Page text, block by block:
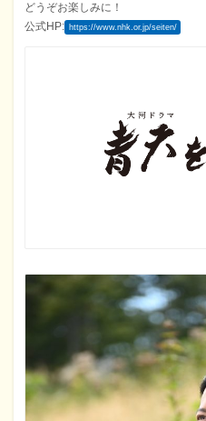
どうぞお楽しみに！
公式HP: https://www.nhk.or.jp/seiten/